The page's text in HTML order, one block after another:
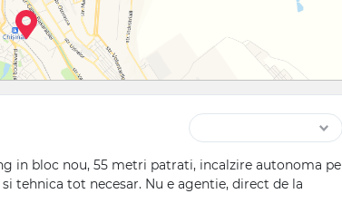
in bloc nou, 55 metri patrati, incalzire autonoma pe
tehnica tot necesar. Nu e agentie, direct de la